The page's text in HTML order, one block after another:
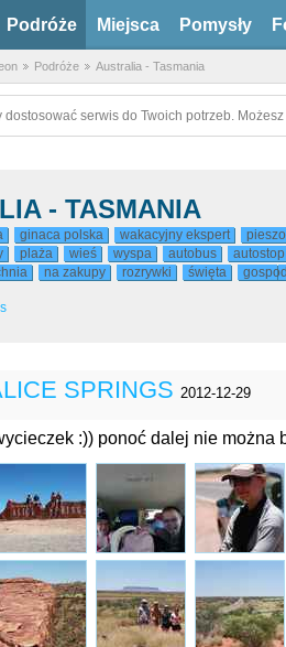
Podróże Miejsca Pomysły
Podróże Australia - Tasmania
dostosować serwis do Twoich potrzeb.
- TASMANIA
ginaca polska wakacyjny ekspert
pieszo
plaża wieś wyspa autobus
autostop
na zakupy rozrywki święta
SPRINGS 2012-12-29
:)) ponoć dalej nie można